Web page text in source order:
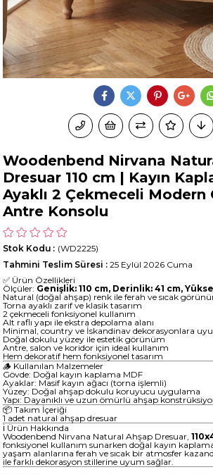
Woodenbend Nirvana
Dresuar 110 cm | Kayın
Ayaklı 2 Çekmeceli Modern
Antre Konsolu
(WD2225)
Stok Kodu
Tahmini Teslim Süresi : 25 Eylül 2026 Cuma
✅ Ürün Özellikleri
Ölçüler: Genişlik: 110 cm, Derinlik: 41 cm,
Natural (doğal ahşap) renk ile ferah ve sıcak
Torna ayaklı zarif ve klasik tasarım
2 çekmeceli fonksiyonel kullanım
Alt raflı yapı ile ekstra depolama alanı
Minimal, country ve İskandinav dekorasyonlara
Doğal dokulu yüzey ile estetik görünüm
Antre, salon ve koridor için ideal kullanım
Hem dekoratif hem fonksiyonel tasarım
🪵 Kullanılan Malzemeler
Gövde: Doğal kayın kaplama MDF
Ayaklar: Masif kayın ağacı (torna işlemli)
Yüzey: Doğal ahşap dokulu koruyucu uygulama
Yapı: Dayanıklı ve uzun ömürlü ahşap
📦 Takım İçeriği
1 adet natural ahşap dresuar
ℹ️ Ürün Hakkında
Woodenbend Nirvana Natural Ahşap Dresuar,
fonksiyonel kullanım sunarken doğal kayın
yaşam alanlarına ferah ve sıcak bir atmosfer
ile farklı dekorasyon stillerine uyum sağlar.